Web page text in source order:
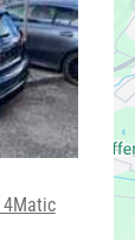
4Matic